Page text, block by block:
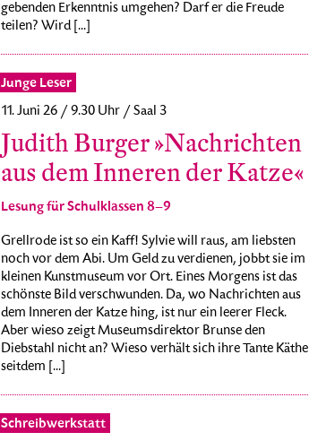
gebenden Erkenntnis umgehen? Darf er die Freude
teilen? Wird [...]
Junge Leser
11. Juni 26 / 9.30 Uhr / Saal 3
Judith Burger »Nachrichten
aus dem Inneren der Katze«
Lesung für Schulklassen 8–9
Grellrode ist so ein Kaff! Sylvie will raus, am liebsten
noch vor dem Abi. Um Geld zu verdienen, jobbt sie im
kleinen Kunstmuseum vor Ort. Eines Morgens ist das
schönste Bild verschwunden. Da, wo Nachrichten aus
dem Inneren der Katze hing, ist nur ein leerer Fleck.
Aber wieso zeigt Museumsdirektor Brunse den
Diebstahl nicht an? Wieso verhält sich ihre Tante Käthe
seitdem [...]
Schreibwerkstatt